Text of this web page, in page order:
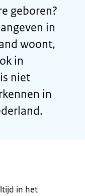
geboren?
in
woont,
in
niet
in
in het